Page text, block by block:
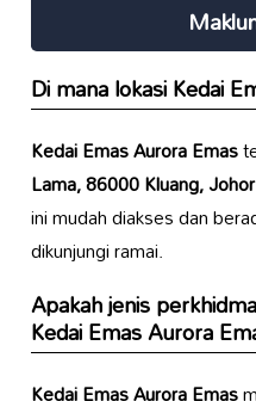
Di mana lokasiKedai
Kedai Emas Aurora Emas
Lama, 86000 Kluang,
ini mudah diakses dan
dikunjungi ramai.
Apakah jenis
Kedai Emas Aurora